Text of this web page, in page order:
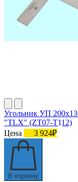
Угольник УП
"TLX" (ZT07-T112)
Цена
3 924₽
В корзину